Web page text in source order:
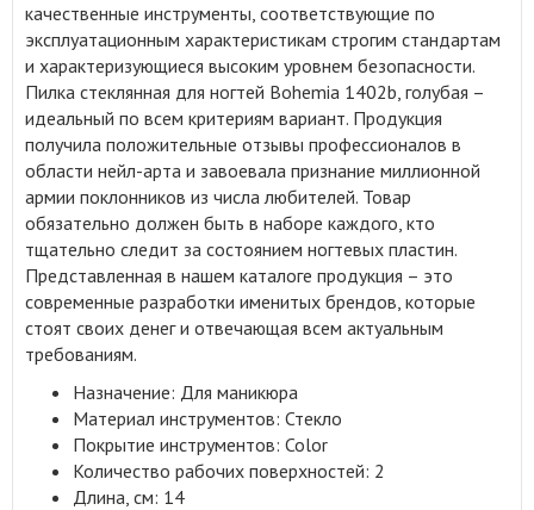
качественные инструменты, соответствующие по
эксплуатационным характеристикам строгим стандартам
и характеризующиеся высоким уровнем безопасности.
Пилка стеклянная для ногтей Bohemia 1402b, голубая –
идеальный по всем критериям вариант. Продукция
получила положительные отзывы профессионалов в
области нейл-арта и завоевала признание миллионной
армии поклонников из числа любителей. Товар
обязательно должен быть в наборе каждого, кто
тщательно следит за состоянием ногтевых пластин.
Представленная в нашем каталоге продукция – это
современные разработки именитых брендов, которые
стоят своих денег и отвечающая всем актуальным
требованиям.
Назначение: Для маникюра
Материал инструментов: Стекло
Покрытие инструментов: Color
Количество рабочих поверхностей: 2
Длина, см: 14